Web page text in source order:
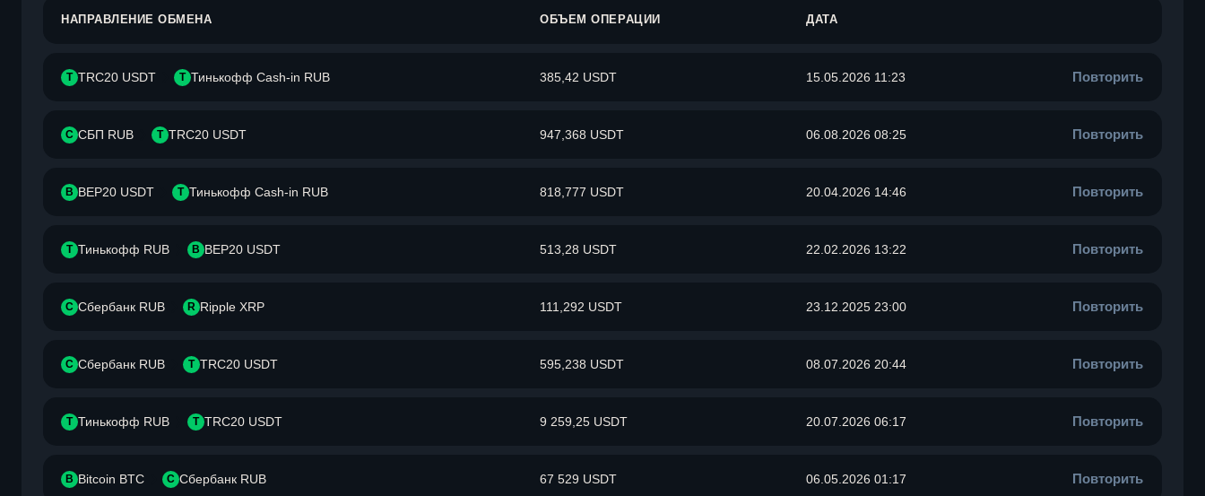
НАПРАВЛЕНИЕ ОБМЕНА ОБЪЕМ ОПЕРАЦИИ ДАТА
T TRC20 USDT Т Тинькофф Cash-in RUB 385,42 USDT 15.05.2026 11:23 Повторить
С СБП RUB T TRC20 USDT 947,368 USDT 06.08.2026 08:25 Повторить
B BEP20 USDT Т Тинькофф Cash-in RUB 818,777 USDT 20.04.2026 14:46 Повторить
Т Тинькофф RUB B BEP20 USDT 513,28 USDT 22.02.2026 13:22 Повторить
С Сбербанк RUB R Ripple XRP 111,292 USDT 23.12.2025 23:00 Повторить
С Сбербанк RUB T TRC20 USDT 595,238 USDT 08.07.2026 20:44 Повторить
Т Тинькофф RUB T TRC20 USDT 9 259,25 USDT 20.07.2026 06:17 Повторить
B Bitcoin BTC С Сбербанк RUB 67 529 USDT 06.05.2026 01:17 Повторить